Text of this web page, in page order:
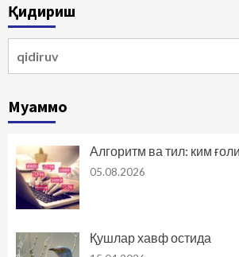
harakatlanish
Қидириш
Муаммо
Алгоритм ва тил: ким
05.08.2026
Қушлар хавф остида